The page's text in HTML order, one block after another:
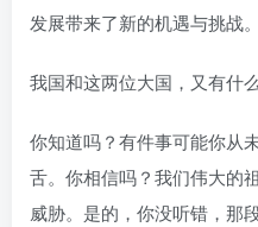
发展带来了新的机遇与挑战。
我国和这两位大国，又有什
你知道吗？有件事可能你从
舌。你相信吗？我们伟大的
威胁。是的，你没听错，那